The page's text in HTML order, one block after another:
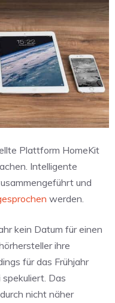
Plattform HomeKit
Intelligente
und
werden.
kein Datum für einen
ihre
für das Frühjahr
Das
nicht näher